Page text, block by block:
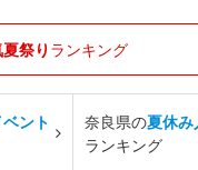
祭り ランキング
ント
奈良県の夏休み
ランキング